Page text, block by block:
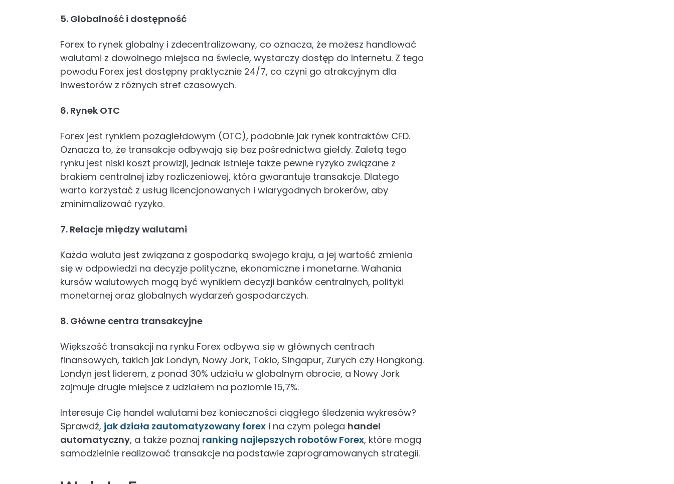
5. Globalność i dostępność
Forex to rynek globalny i zdecentralizowany, co oznacza, że możesz handlować
walutami z dowolnego miejsca na świecie, wystarczy dostęp do Internetu. Z tego
powodu Forex jest dostępny praktycznie 24/7, co czyni go atrakcyjnym dla
inwestorów z różnych stref czasowych.
6. Rynek OTC
Forex jest rynkiem pozagiełdowym (OTC), podobnie jak rynek kontraktów CFD.
Oznacza to, że transakcje odbywają się bez pośrednictwa giełdy. Zaletą tego
rynku jest niski koszt prowizji, jednak istnieje także pewne ryzyko związane z
brakiem centralnej izby rozliczeniowej, która gwarantuje transakcje. Dlatego
warto korzystać z usług licencjonowanych i wiarygodnych brokerów, aby
zminimalizować ryzyko.
7. Relacje między walutami
Każda waluta jest związana z gospodarką swojego kraju, a jej wartość zmienia
się w odpowiedzi na decyzje polityczne, ekonomiczne i monetarne. Wahania
kursów walutowych mogą być wynikiem decyzji banków centralnych, polityki
monetarnej oraz globalnych wydarzeń gospodarczych.
8. Główne centra transakcyjne
Większość transakcji na rynku Forex odbywa się w głównych centrach
finansowych, takich jak Londyn, Nowy Jork, Tokio, Singapur, Zurych czy Hongkong.
Londyn jest liderem, z ponad 30% udziału w globalnym obrocie, a Nowy Jork
zajmuje drugie miejsce z udziałem na poziomie 15,7%.
Interesuje Cię handel walutami bez konieczności ciągłego śledzenia wykresów?
Sprawdź, jak działa zautomatyzowany forex i na czym polega handel
automatyczny, a także poznaj ranking najlepszych robotów Forex, które mogą
samodzielnie realizować transakcje na podstawie zaprogramowanych strategii.